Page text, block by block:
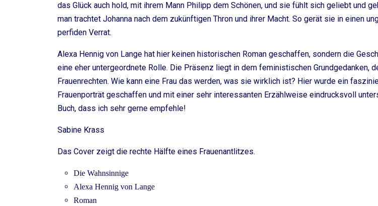
das Glück auch hold, mit ihrem Mann Philipp dem Schönen, und sie fühlt sich geliebt und
man trachtet Johanna nach dem zukünftigen Thron und ihrer Macht. So gerät sie in einen
perfiden Verrat.
Alexa Hennig von Lange hat hier keinen historischen Roman geschaffen, sondern die
eine eher untergeordnete Rolle. Die Präsenz liegt in dem feministischen Grundgedanken,
Frauenrechten. Wie kann eine Frau das werden, was sie wirklich ist? Hier wurde ein
Frauenporträt geschaffen und mit einer sehr interessanten Erzählweise eindrucksvoll
Buch, dass ich sehr gerne empfehle!
Sabine Krass
Das Cover zeigt die rechte Hälfte eines Frauenantlitzes.
Die Wahnsinnige
Alexa Hennig von Lange
Roman